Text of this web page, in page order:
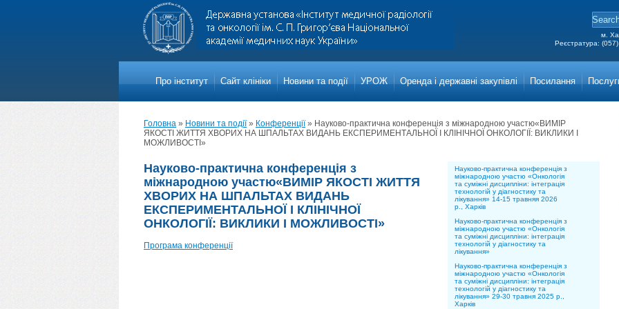
м.
Реєстратура:
Main
Про iнститут Сайт клініки Новини та події УРОЖ Оренда і державні закупівлі Посилання
Головна » Новини та події» Конференції» Науково-практична конференція з міжнародною участю«ВИМІР
ЯКОСТІ ЖИТТЯ ХВОРИХ НА ШПАЛЬТАХ ВИДАНЬ ЕКСПЕРИМЕНТАЛЬНОЇ І КЛІНІЧНОЇ ОНКОЛОГІЇ: ВИКЛИКИ І
МОЖЛИВОСТІ»
Науково-практична конференція з
міжнародною участю «Онкологія
та суміжні дисципліни: інтеграція
технологій у діагностику та
лікування» 14-15 травняя 2026
р., Харків
Науково-практична конференція з
міжнародною участю «Онкологія
та суміжні дисципліни: інтеграція
технологій у діагностику та
лікування»
Науково-практична конференція з
міжнародною участю «Онкологія
та суміжні дисципліни: інтеграція
технологій у діагностику та
лікування» 29-30 травня 2025 р.,
Харків
Науково-практична конференція з
міжнародною участю«ВИМІР ЯКОСТІ ЖИТТЯ
ХВОРИХ НА ШПАЛЬТАХ ВИДАНЬ
ЕКСПЕРИМЕНТАЛЬНОЇ І КЛІНІЧНОЇ
ОНКОЛОГІЇ: ВИКЛИКИ І МОЖЛИВОСТІ»
Програма конференції